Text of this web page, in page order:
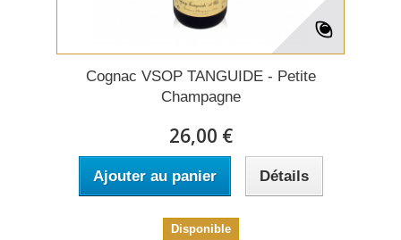
Cognac VSOP TANGUIDE - Petite
Champagne
26,00 €
Ajouter au panier Détails
Disponible